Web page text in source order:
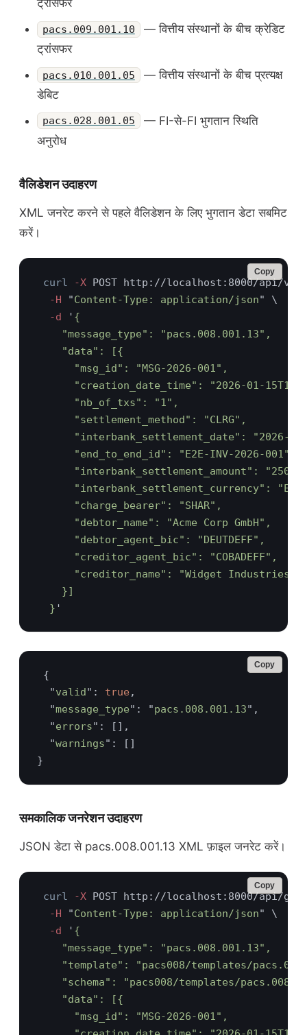
ट्रांसफर
pacs.009.001.10
— वित्तीय संस्थानों के बीच क्रेडिट
ट्रांसफर
pacs.010.001.05
— वित्तीय संस्थानों के बीच प्रत्यक्ष
डेबिट
pacs.028.001.05
— FI-से-FI भुगतान स्थिति
अनुरोध
वैलिडेशन उदाहरण
XML जनरेट करने से पहले वैलिडेशन के लिए भुगतान डेटा सबमिट
करें।
curl
-X
  -H
"Content-Type: application/json
  -d
'
  }
Copy
  "
valid": true
  "
message_type": "pacs.008.001.13
  "
errors
  "
warnings
Copy
समकालिक जनरेशन उदाहरण
JSON डेटा से pacs.008.001.13 XML फ़ाइल जनरेट करें।
curl
-X
  -H
"Content-Type: application/json
  -d
'
Copy